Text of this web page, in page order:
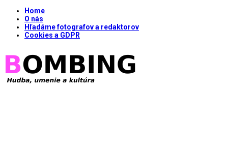
Home
O nás
Hľadáme fotografov a redaktorov
Cookies a GDPR